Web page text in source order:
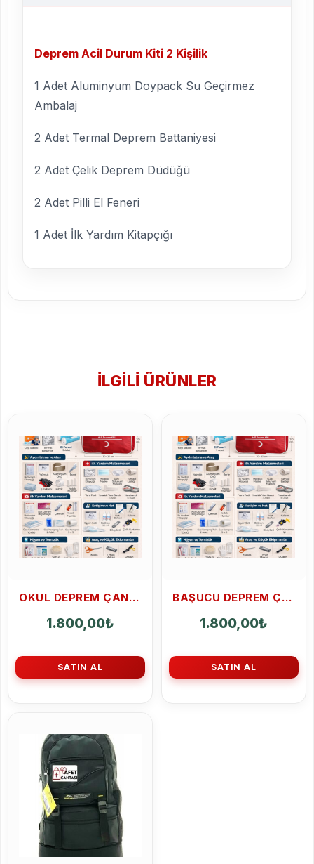
Deprem Acil Durum Kiti 2 Kişilik
1 Adet Aluminyum Doypack Su Geçirmez
Ambalaj
2 Adet Termal Deprem Battaniyesi
2 Adet Çelik Deprem Düdüğü
2 Adet Pilli El Feneri
1 Adet İlk Yardım Kitapçığı
İLGILI ÜRÜNLER
OKUL DEPREM ÇANTASI
1.800,00₺
SATIN AL
BAŞUCU DEPREM ÇANTASI 102 PARÇA
1.800,00₺
SATIN AL